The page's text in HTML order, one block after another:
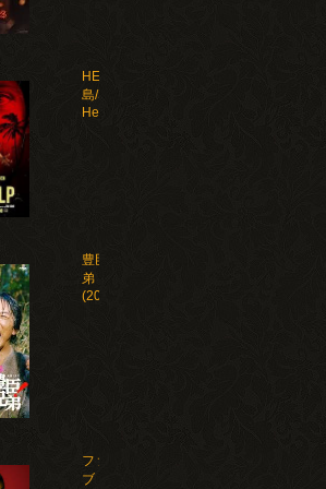
HELP 復讐
島/Send
Help(2026)
豊臣兄
弟！
(2026)
ファイ
ブ・ナ